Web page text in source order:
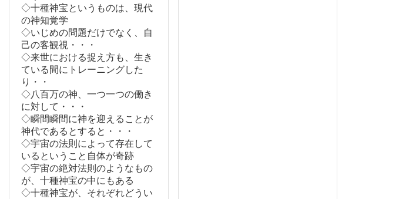
◇十種神宝というものは、現代
の神知覚学
◇いじめの問題だけでなく、自
己の客観視・・・
◇来世における捉え方も、生き
ている間にトレーニングした
り・・
◇八百万の神、一つ一つの働き
に対して・・・
◇瞬間瞬間に神を迎えることが
神代であるとすると・・・
◇宇宙の法則によって存在して
いるということ自体が奇跡
◇宇宙の絶対法則のようなもの
が、十種神宝の中にもある
◇十種神宝が、それぞれどうい